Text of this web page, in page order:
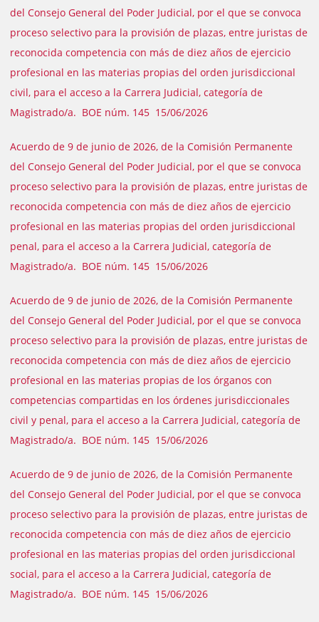
del Consejo General del Poder Judicial, por el que se convoca
proceso selectivo para la provisión de plazas, entre juristas de
reconocida competencia con más de diez años de ejercicio
profesional en las materias propias del orden jurisdiccional
civil, para el acceso a la Carrera Judicial, categoría de
Magistrado/a. BOE núm. 145 15/06/2026
Acuerdo de 9 de junio de 2026, de la Comisión Permanente
del Consejo General del Poder Judicial, por el que se convoca
proceso selectivo para la provisión de plazas, entre juristas de
reconocida competencia con más de diez años de ejercicio
profesional en las materias propias del orden jurisdiccional
penal, para el acceso a la Carrera Judicial, categoría de
Magistrado/a. BOE núm. 145 15/06/2026
Acuerdo de 9 de junio de 2026, de la Comisión Permanente
del Consejo General del Poder Judicial, por el que se convoca
proceso selectivo para la provisión de plazas, entre juristas de
reconocida competencia con más de diez años de ejercicio
profesional en las materias propias de los órganos con
competencias compartidas en los órdenes jurisdiccionales
civil y penal, para el acceso a la Carrera Judicial, categoría de
Magistrado/a. BOE núm. 145 15/06/2026
Acuerdo de 9 de junio de 2026, de la Comisión Permanente
del Consejo General del Poder Judicial, por el que se convoca
proceso selectivo para la provisión de plazas, entre juristas de
reconocida competencia con más de diez años de ejercicio
profesional en las materias propias del orden jurisdiccional
social, para el acceso a la Carrera Judicial, categoría de
Magistrado/a. BOE núm. 145 15/06/2026